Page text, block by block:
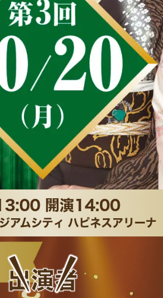
開演14:00
アムシティ ハピネスアリーナ
出演者
ールデンステー
し、「今すぐ購
を押す
③「販売
画面が表示され
「友だち追加」
③登録完
ーを押すと、
演一覧を見る」
話番号」が表示さ
③電話
ボタ
かか
文を